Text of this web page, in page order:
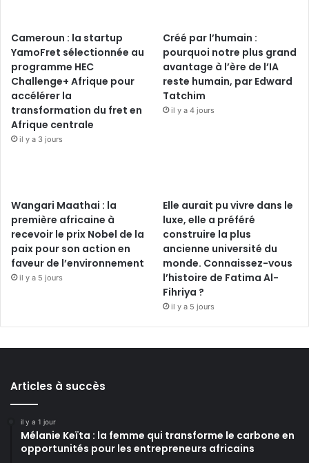
Cameroun : la startup
YamoFret sélectionnée au
programme HEC
Challenge+ Afrique pour
accélérer la
transformation du fret en
Afrique centrale
il y a 3 jours
Créé par l’humain :
pourquoi notre plus grand
avantage à l’ère de l’IA
reste humain, par Edward
Tatchim
il y a 4 jours
Wangari Maathai : la
première africaine à
recevoir le prix Nobel de la
paix pour son action en
faveur de l’environnement
il y a 5 jours
Elle aurait pu vivre dans le
luxe, elle a préféré
construire la plus
ancienne université du
monde. Connaissez-vous
l’histoire de Fatima Al-
Fihriya ?
il y a 5 jours
Articles à succès
il y a 1 jour
Mélanie Keïta : la femme qui transforme le carbone en
opportunités pour les entrepreneurs africains